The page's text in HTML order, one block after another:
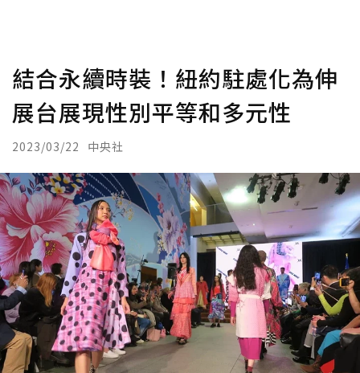
結合永續時裝！紐約駐處化為伸
展台展現性別平等和多元性
2023/03/22 中央社